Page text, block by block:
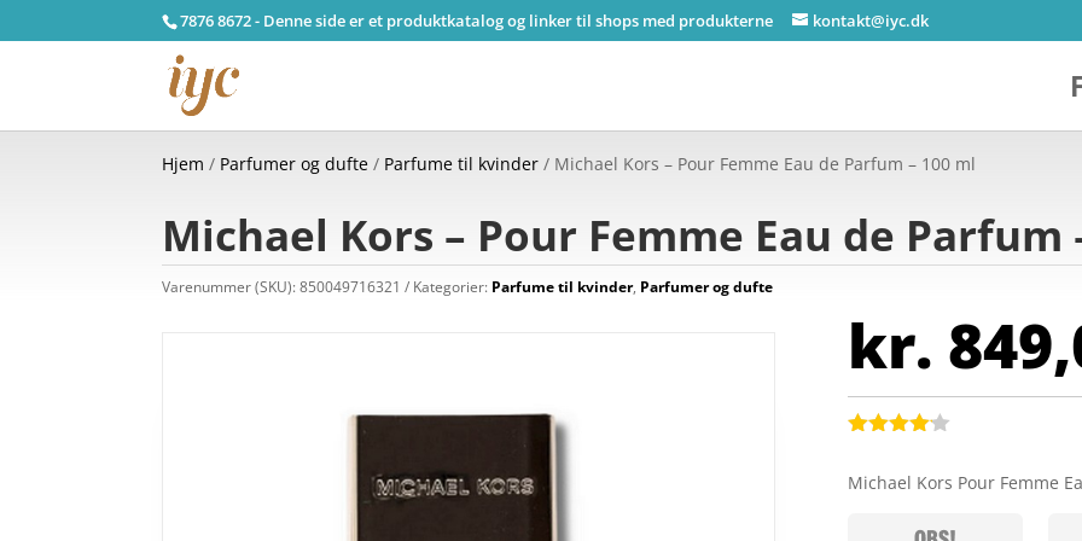
7876 8672 - Denne side er et produktkatalog og linker til shops med produkterne kontakt@iyc.dk
Hjem / Parfumer og dufte / Parfume til kvinder / Michael Kors – Pour Femme Eau de Parfum – 100 ml
Michael Kors – Pour Femme Eau de Parfum
Varenummer (SKU):850049716321 Kategorier: Parfume til kvinder, Parfumer og dufte
kr.
ud af 5
Michael Kors Pour Femme